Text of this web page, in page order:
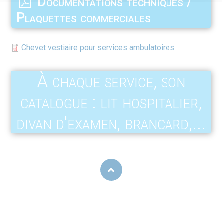
Plaquettes commerciales
Chevet vestiaire pour services ambulatoires
À chaque service, son
catalogue : lit hospitalier,
divan d'examen, brancard,...